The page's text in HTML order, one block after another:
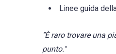
Linee guida
"È raro trovare una
punto."